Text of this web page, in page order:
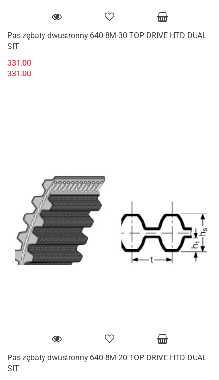
Pas zębaty dwustronny 640-8M-30 TOP DRIVE HTD DUAL
SIT
331.00
331.00
Pas zębaty dwustronny 640-8M-20 TOP DRIVE HTD DUAL
SIT